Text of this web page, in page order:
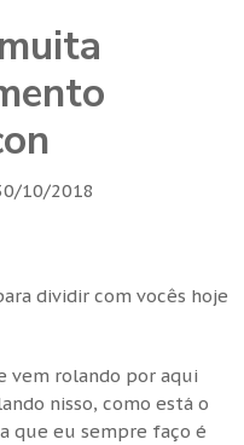
10/2018
dividir com vocês hoje
vem rolando por aqui
nisso, como está o
que eu sempre faço é